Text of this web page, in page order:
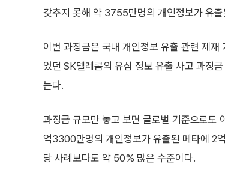
갖추지 못해 약 3755만명의 개인정보가 유
이번 과징금은 국내 개인정보 유출 관련 제재
었던 SK텔레콤의 유심 정보 유출 사고 과징
는다.
과징금 규모만 놓고 보면 글로벌 기준으로도
억3300만명의 개인정보가 유출된 메타에 2
당 사례보다도 약 50% 많은 수준이다.